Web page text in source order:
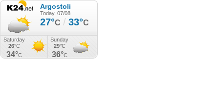
Argostoli
Today, 07/08
27°C / 33°C
Saturday
26°C
34°C
Sunday
29°C
36°C